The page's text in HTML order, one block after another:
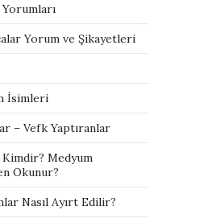
Yorum ve Şikayetleri
İsimleri
– Vefk Yaptıranlar
Medyum
Okunur?
Nasıl Ayırt Edilir?